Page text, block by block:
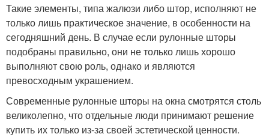
Такие элементы, типа жалюзи либо штор, исполняют не
только лишь практическое значение, в особенности на
сегодняшний день. В случае если рулонные шторы
подобраны правильно, они не только лишь хорошо
выполняют свою роль, однако и являются
превосходным украшением.
Современные рулонные шторы на окна смотрятся столь
великолепно, что отдельные люди принимают решение
купить их только из-за своей эстетической ценности.